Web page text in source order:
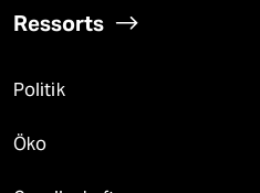
Ressorts
Politik
Öko